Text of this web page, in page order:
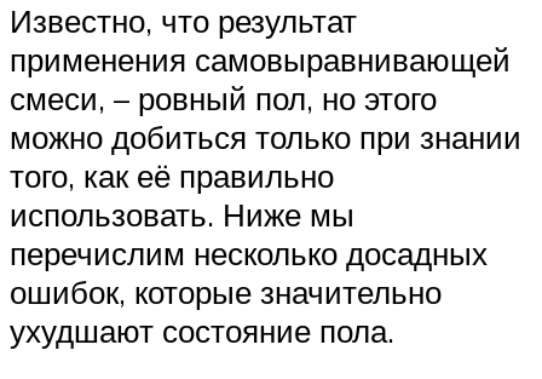
Известно, что результат
применения самовыравнивающей
смеси, – ровный пол, но этого
можно добиться только при знании
того, как её правильно
использовать. Ниже мы
перечислим несколько досадных
ошибок, которые значительно
ухудшают состояние пола.